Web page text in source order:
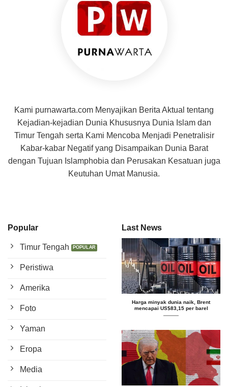
Kami purnawarta.com Menyajikan Berita Aktual tentang
Kejadian-kejadian Dunia Khususnya Dunia Islam dan
Timur Tengah serta Kami Mencoba Menjadi Penetralisir
Kabar-kabar Negatif yang Disampaikan Dunia Barat
dengan Tujuan Islamphobia dan Perusakan Kesatuan juga
Keutuhan Umat Manusia.
Popular
Timur Tengah
Peristiwa
Amerika
Foto
Yaman
Eropa
Media
Last News
Harga minyak dunia naik, Brent
mencapai US$83,15 per barel